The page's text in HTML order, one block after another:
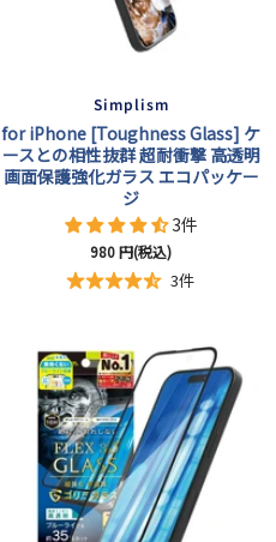
Simplism
for iPhone [Toughness Glass] ケ
ースとの相性抜群 超耐衝撃 高透明
画面保護強化ガラス エコパッケー
ジ
3件
セ
ー
格
980円(税込)
3件